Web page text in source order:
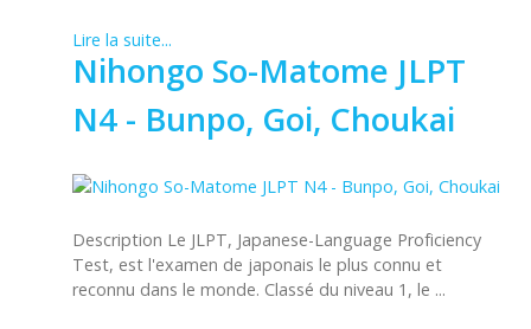
Lire la suite...
Nihongo So-Matome JLPT
N4 - Bunpo, Goi, Choukai
Description Le JLPT, Japanese-Language Proficiency
Test, est l'examen de japonais le plus connu et
reconnu dans le monde. Classé du niveau 1, le ...